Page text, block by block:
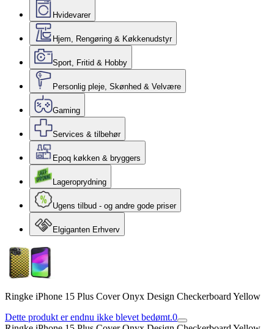
Hvidevarer
Hjem, Rengøring & Køkkenudstyr
Sport, Fritid & Hobby
Personlig pleje, Skønhed & Velvære
Gaming
Services & tilbehør
Epoq køkken & bryggers
Lageroprydning
Ugens tilbud - og andre gode priser
Elgiganten Erhverv
Ringke iPhone 15 Plus Cover Onyx Design Checkerboard Yellow
Dette produkt er endnu ikke blevet bedømt.0